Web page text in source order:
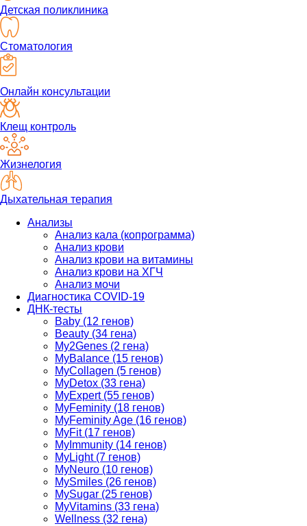
Детская поликлиника
Стоматология
Онлайн консультации
Клещ контроль
Жизнелогия
Дыхательная терапия
Анализы
Анализ кала (копрограмма)
Анализ крови
Анализ крови на витамины
Анализ крови на ХГЧ
Анализ мочи
Диагностика COVID-19
ДНК-тесты
Baby (12 генов)
Beauty (34 гена)
My2Genes (2 гена)
MyBalance (15 генов)
MyCollagen (5 генов)
MyDetox (33 гена)
MyExpert (55 генов)
MyFeminity (18 генов)
MyFeminity Age (16 генов)
MyFit (17 генов)
MyImmunity (14 генов)
MyLight (7 генов)
MyNeuro (10 генов)
MySmiles (26 генов)
MySugar (25 генов)
MyVitamins (33 гена)
Wellness (32 гена)